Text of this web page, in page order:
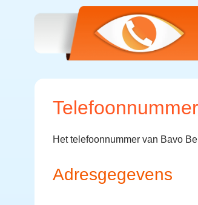
Telefoonnummer
Het telefoonnummer van Bavo
Adresgegevens